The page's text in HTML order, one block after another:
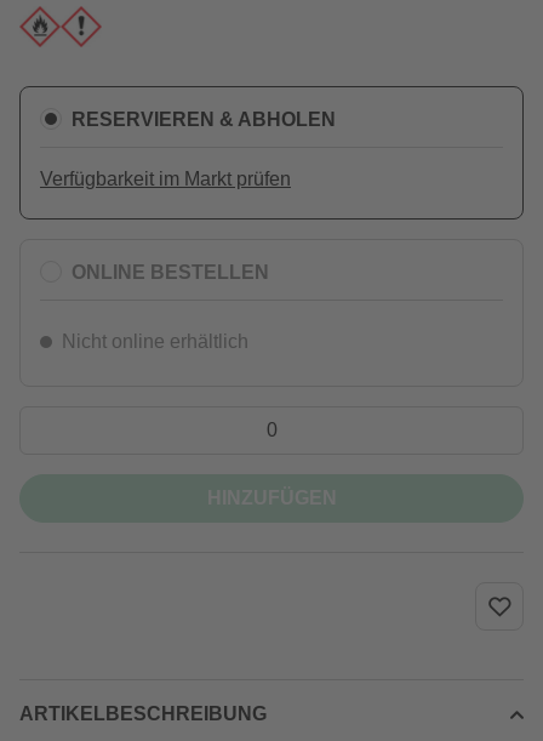
RESERVIEREN & ABHOLEN
Verfügbarkeit im Markt prüfen
ONLINE BESTELLEN
Nicht online erhältlich
ARTIKELBESCHREIBUNG